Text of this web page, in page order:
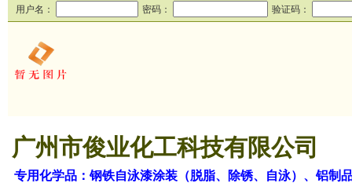
用户名： 密码： 验证码：
广州市俊业化工科技有限公司
专用化学品：钢铁自泳漆涂装（脱脂、除锈、自泳）、铝制